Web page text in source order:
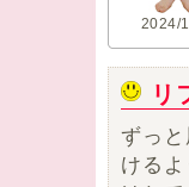
2024/
リ
ずっ
ける